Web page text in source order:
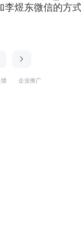
李煜东微信的方
企业推广